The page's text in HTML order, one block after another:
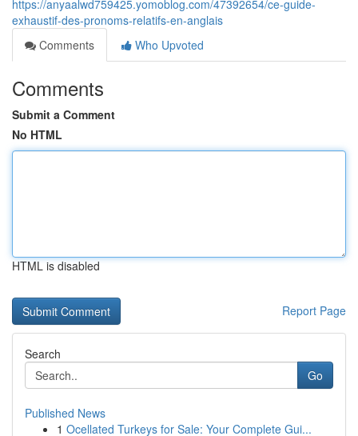
https://anyaalwd759425.yomoblog.com/47392654/ce-guide-
exhaustif-des-pronoms-relatifs-en-anglais
Comments
Who Upvoted
Comments
Submit a Comment
No HTML
HTML is disabled
Report Page
Search
Go
Published News
1 Ocellated Turkeys for Sale: Your Complete Gui...